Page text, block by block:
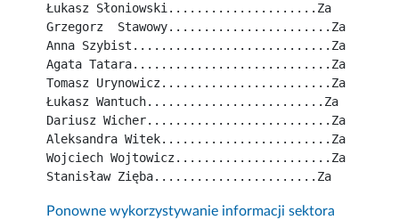
Łukasz Słoniowski.....................Za
Grzegorz  Stawowy.......................Za
Anna Szybist............................Za
Agata Tatara............................Za
Tomasz Urynowicz........................Za
Łukasz Wantuch.........................Za
Dariusz Wicher..........................Za
Aleksandra Witek........................Za
Wojciech Wojtowicz......................Za
Stanisław Zięba.......................Za
Ponowne wykorzystywanie informacji sektora